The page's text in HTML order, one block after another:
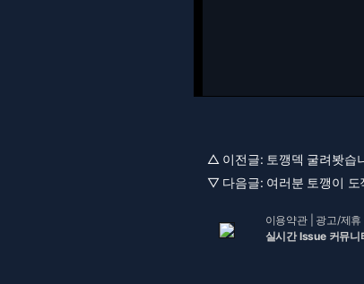
△ 이전글: 토깽덱 굴려봣습
▽ 다음글: 여러분 토깽이
이용약관| 광고/제휴
실시간 Issue 커뮤